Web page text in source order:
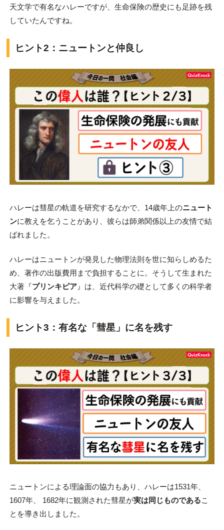
天文学で有名なハレーですが、生命保険の歴史にも足跡を残
していたんですね。
ヒント2：ニュートンと仲良し
ハレーは彗星の軌道を研究するなかで、14歳年上のニュート
ンに教えを乞うことがあり、彼らは師弟関係以上の友情で結
ばれました。
ハレーはニュートンが発見した物理法則を世に知らしめるた
め、著作の出版費用まで負担することに。そうして生まれた
大著『プリンキピア』は、近代科学の礎として多くの科学者
に影響を与えました。
ヒント3：有名な「彗星」に名を残す
ニュートンによる理論面の協力もあり、ハレーは1531年、
1607年、 1682年に観測された彗星が実は同じものであるこ
とを導き出しました。